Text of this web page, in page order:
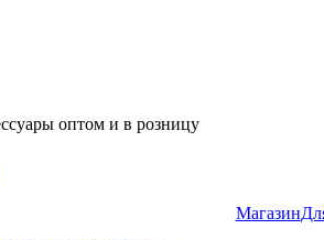
оптом и в розницу
Магазин